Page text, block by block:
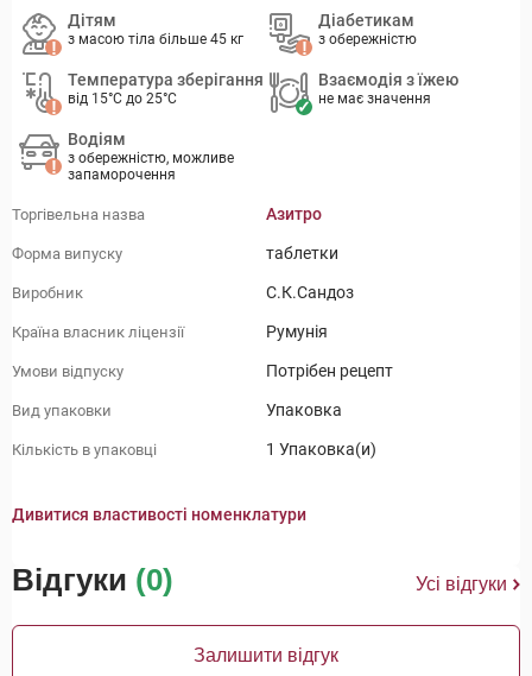
Дітям
з масою тіла більше 45 кг
Діабетикам
з обережністю
Температура зберігання
від 15°C до 25°C
Взаємодія з їжею
не має значення
Водіям
з обережністю, можливе
запаморочення
Торгівельна назва Азитро
Форма випуску таблетки
Виробник С.К.Сандоз
Країна власник ліцензії Румунія
Умови відпуску Потрібен рецепт
Вид упаковки Упаковка
Кількість в упаковці 1 Упаковка(и)
Дивитися властивості номенклатури
Відгуки (0) Усі відгуки
Залишити відгук